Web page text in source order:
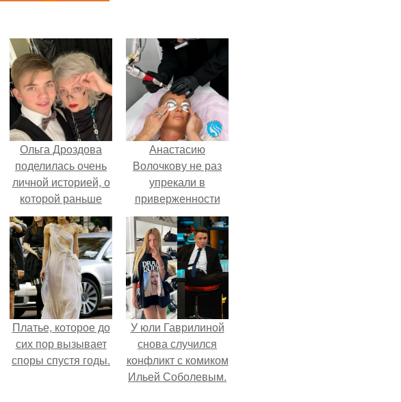
Ольга Дроздова
поделилась очень
личной историей, о
которой раньше
почти не говорила.
Анастасию
Волочкову не раз
упрекали в
приверженности
устаревшим бьюти -
процедурам.
Платье, которое до
сих пор вызывает
споры спустя годы.
У юли Гаврилиной
снова случился
конфликт с комиком
Ильей Соболевым.